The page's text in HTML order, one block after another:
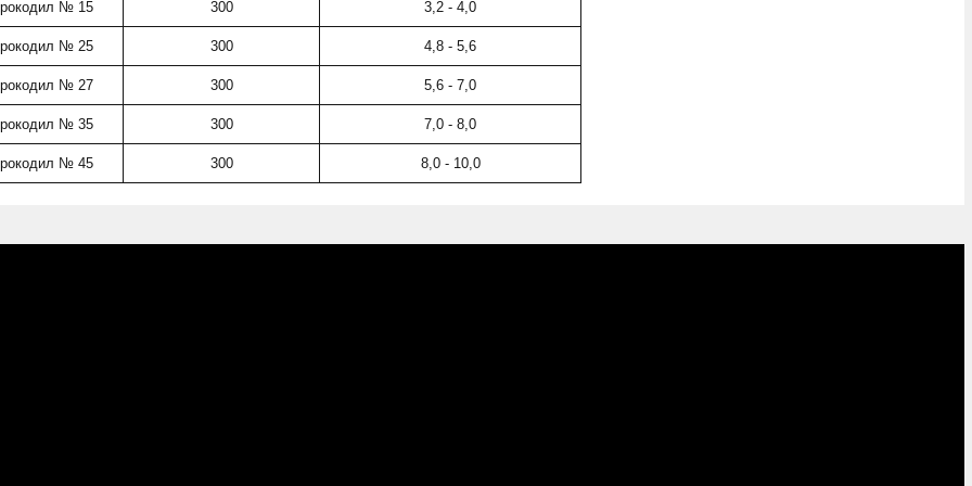
№ 15 300 3,2 - 4,0
№ 25 300 4,8 - 5,6
№ 27 300 5,6 - 7,0
№ 35 300 7,0 - 8,0
№ 45 300 8,0 - 10,0